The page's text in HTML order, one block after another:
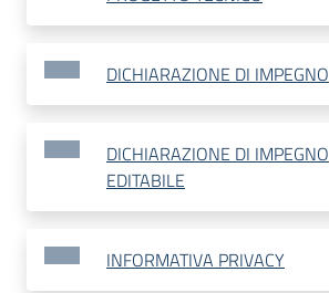
DICHIARAZIONE DI IMPEGNO
DICHIARAZIONE DI IMPEGNO
EDITABILE
INFORMATIVA PRIVACY